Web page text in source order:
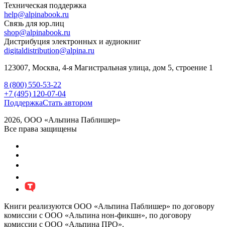
Техническая поддержка
help@alpinabook.ru
Связь для юр.лиц
shop@alpinabook.ru
Дистрибуция электронных и аудиокниг
digitaldistribution@alpina.ru
123007, Москва, 4-я Магистральная улица, дом 5, строение 1
8 (800) 550-53-22
+7 (495) 120-07-04
ПоддержкаСтать автором
2026, ООО «Альпина Паблишер»
Все права защищены
Книги реализуются ООО «Альпина Паблишер» по договору
комиссии с ООО «Альпина нон-фикшн», по договору
комиссии с ООО «Альпина ПРО».